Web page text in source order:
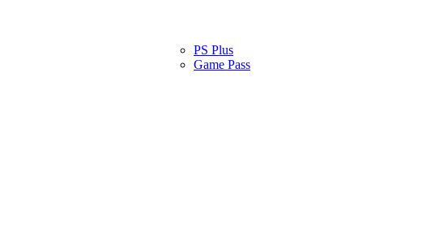
PS Plus
Game Pass